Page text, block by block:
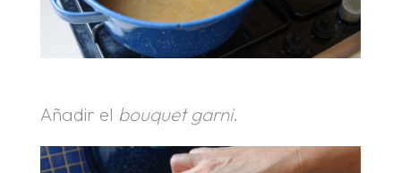
Añadir el bouquet garni.